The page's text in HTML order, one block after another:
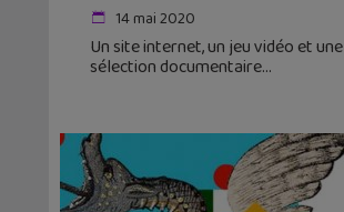
14 mai 2020
Un site internet, un jeu vidéo et une
sélection documentaire